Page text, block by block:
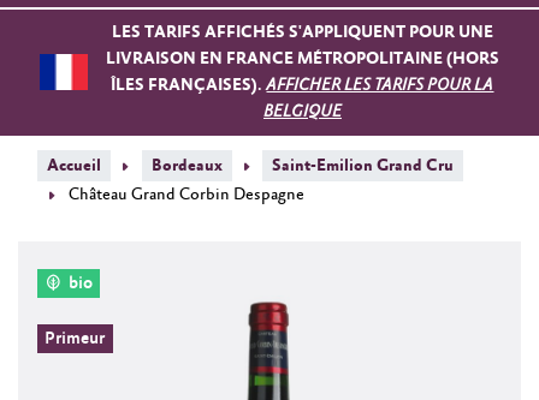
LES TARIFS AFFICHÉS S'APPLIQUENT POUR UNE
LIVRAISON EN FRANCE MÉTROPOLITAINE (HORS
ÎLES FRANÇAISES).AFFICHER LES TARIFS POUR LA
BELGIQUE
Accueil Bordeaux
Saint-Emilion Grand Cru
Château Grand Corbin Despagne
bio
Primeur